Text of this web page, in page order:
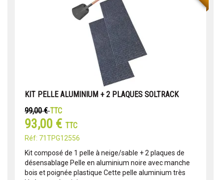
KIT PELLE ALUMINIUM + 2 PLAQUES SOLTRACK
99,00 €TTC
93,00 € TTC
Réf: 71TPG12556
Kit composé de 1 pelle à neige/sable + 2 plaques de
désensablage Pelle en aluminium noire avec manche
bois et poignée plastique Cette pelle aluminium très